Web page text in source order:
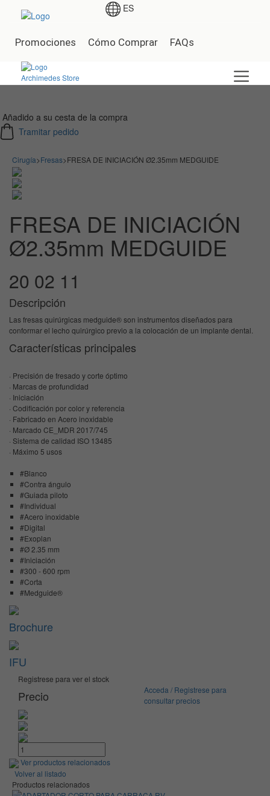
ES
Promociones Cómo Comprar FAQs
Añadido a su cesta de la compra
Tramitar pedido
Cirugía>Fresas>FRESA DE INICIACIÓN Ø2.35mm MEDGUIDE
FRESA DE INICIACIÓN
Ø2.35mm MEDGUIDE
20 02 11
Descripción
Las fresas quirúrgicas medguide® son instrumentos diseñados para
conformar el lecho quirúrgico previo a la colocación de un implante dental.
Características principales
· Precisión de fresado y corte óptimo
· Marcas de profundidad
· Iniciación
· Codificación por color y referencia
· Fabricado en Acero inoxidable
· Marcado CE_MDR 2017/745
· Sistema de calidad ISO 13485
· Máximo 5 usos
#Blanco
#Contra ángulo
#Guiada piloto
#Individual
#Acero inoxidable
#Digital
#Exoplan
#Ø 2.35 mm
#Iniciación
#300 - 600 rpm
#Corta
#Medguide®
Brochure
IFU
Registrese para ver el stock
Precio
Acceda / Registrese para
consultar precios
Ver productos relacionados
Volver al listado
Productos relacionados